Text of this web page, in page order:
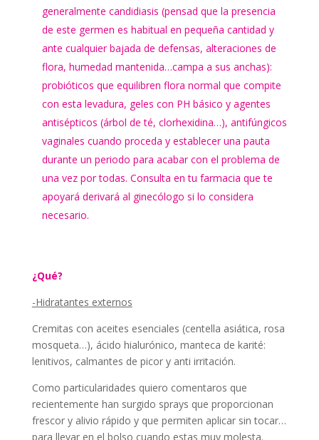
generalmente candidiasis (pensad que la presencia
de este germen es habitual en pequeña cantidad y
ante cualquier bajada de defensas, alteraciones de
flora, humedad mantenida…campa a sus anchas):
probióticos que equilibren flora normal que compite
con esta levadura, geles con PH básico y agentes
antisépticos (árbol de té, clorhexidina…), antifúngicos
vaginales cuando proceda y establecer una pauta
durante un periodo para acabar con el problema de
una vez por todas. Consulta en tu farmacia que te
apoyará derivará al ginecólogo si lo considera
necesario.
¿Qué?
-Hidratantes externos
Cremitas con aceites esenciales (centella asiática, rosa
mosqueta…), ácido hialurónico, manteca de karité:
lenitivos, calmantes de picor y anti irritación.
Como particularidades quiero comentaros que
recientemente han surgido sprays que proporcionan
frescor y alivio rápido y que permiten aplicar sin tocar…
para llevar en el bolso cuando estas muy molesta.